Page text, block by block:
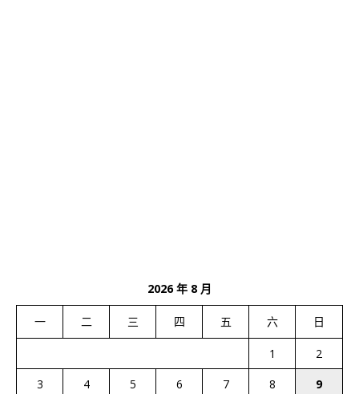
2026 年 8 月
一 二 三 四 五 六 日
1
2
3
4 5 6 7 8
9